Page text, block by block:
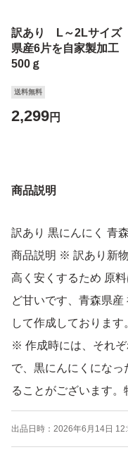
訳あり L～2Lサイ
県産6片を自家製加工
500ｇ
送料無料
2,299円
商品説明
訳あり 黒にんにく 青
商品説明 ※ 訳あり新
高く安くするため 原
ど甘いです、青森県
して作成しております
※ 作成時には、それ
で、黒にんにくにな
ることがございます
に水分が多目・少し
商品作成に心がけてお
出品日時： 2026年6月14日